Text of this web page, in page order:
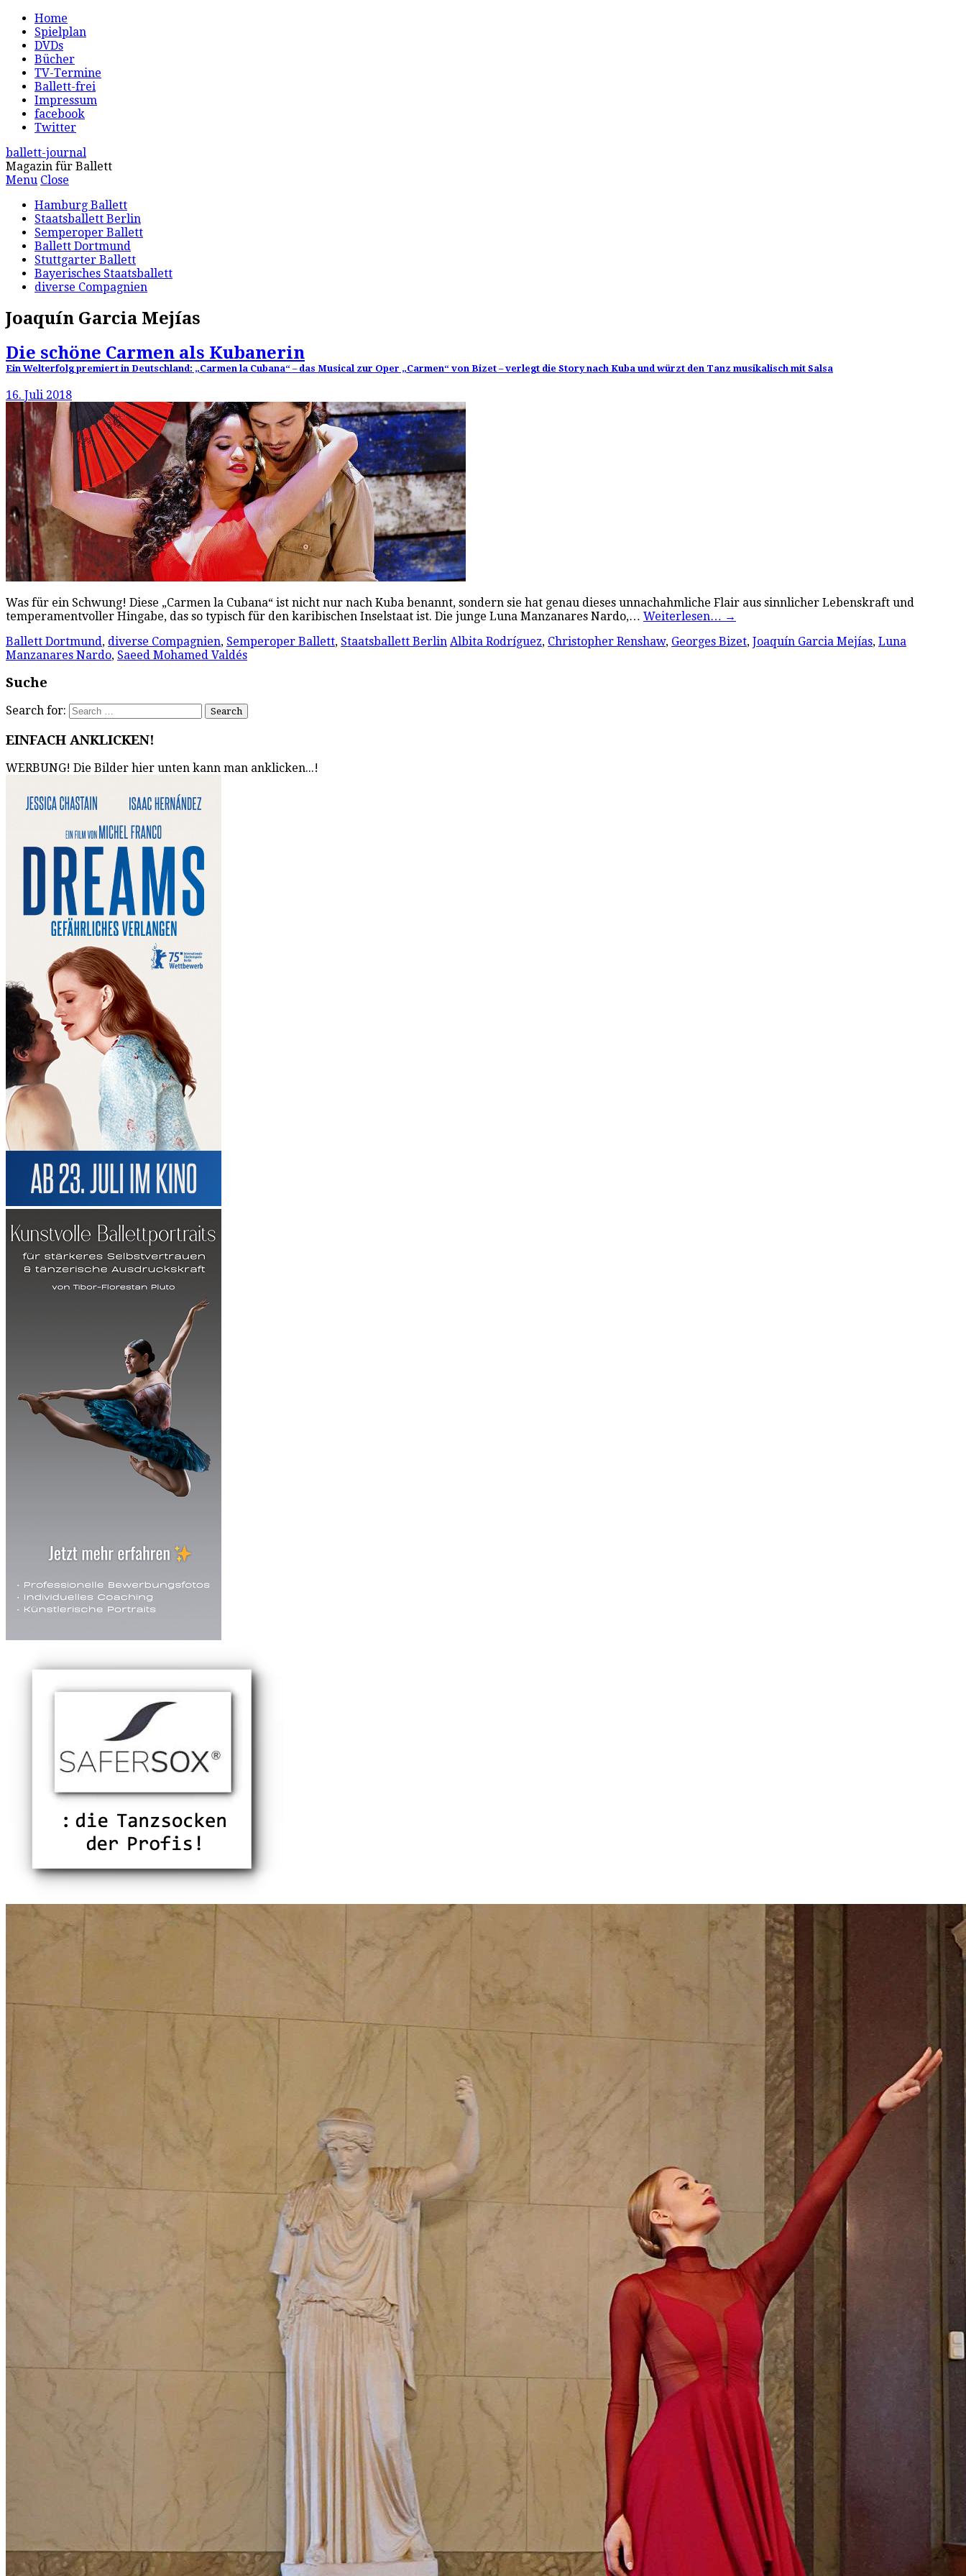
Home
Spielplan
DVDs
Bücher
TV-Termine
Ballett-frei
Impressum
facebook
Twitter
ballett-journal
Magazin für Ballett
Menu Close
Hamburg Ballett
Staatsballett Berlin
Semperoper Ballett
Ballett Dortmund
Stuttgarter Ballett
Bayerisches Staatsballett
diverse Compagnien
Joaquín Garcia Mejías
Die schöne Carmen als Kubanerin
Ein Welterfolg premiert in Deutschland: „Carmen la Cubana“ – das Musical zur Oper „Carmen“ von Bizet – verlegt die Story nach Kuba und würzt den Tanz musikalisch mit Salsa
16. Juli 2018
Was für ein Schwung! Diese „Carmen la Cubana“ ist nicht nur nach Kuba benannt, sondern sie hat genau dieses unnachahmliche Flair aus sinnlicher Lebenskraft und
temperamentvoller Hingabe, das so typisch für den karibischen Inselstaat ist. Die junge Luna Manzanares Nardo,… Weiterlesen… →
Ballett Dortmund, diverse Compagnien, Semperoper Ballett, Staatsballett Berlin Albita Rodríguez, Christopher Renshaw, Georges Bizet, Joaquín Garcia Mejías, Luna
Manzanares Nardo, Saeed Mohamed Valdés
Suche
Search for:
EINFACH ANKLICKEN!
WERBUNG! Die Bilder hier unten kann man anklicken...!